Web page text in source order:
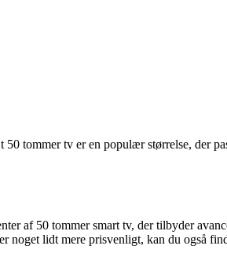
tommer tv er en populær størrelse, der
af 50 tommer smart tv, der tilbyder
lidt mere prisvenligt, kan du også